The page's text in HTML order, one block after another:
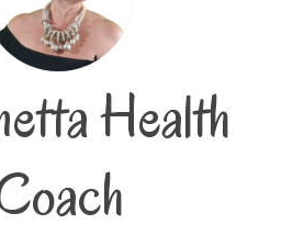
Health